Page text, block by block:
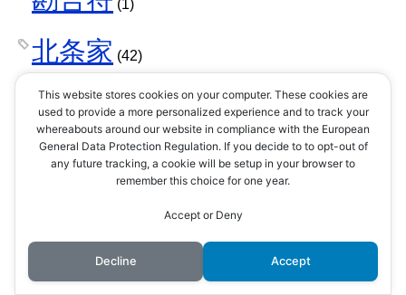
(1)
北条家 (42)
北条早雲(1)
北条氏康(8)
北条氏照
This website stores cookies on your computer. These cookies are
used to provide a more personalized experience and to track your
whereabouts around our website in compliance with the European
General Data Protection Regulation. If you decide to to opt-out of
any future tracking, a cookie will be setup in your browser to
remember this choice for one year.
Accept or Deny
Decline Accept